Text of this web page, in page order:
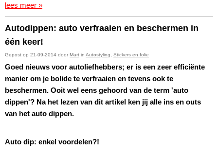
lees meer »
Autodippen: auto verfraaien en beschermen in
één keer!
Gepost op 21-09-2014 door Mart in Autostyling Stickers en folie
Goed nieuws voor autoliefhebbers; er is een zeer efficiënte
manier om je bolide te verfraaien en tevens ook te
beschermen. Ooit wel eens gehoord van de term 'auto
dippen'? Na het lezen van dit artikel ken jij alle ins en outs
van het auto dippen.
Auto dip: enkel voordelen?!